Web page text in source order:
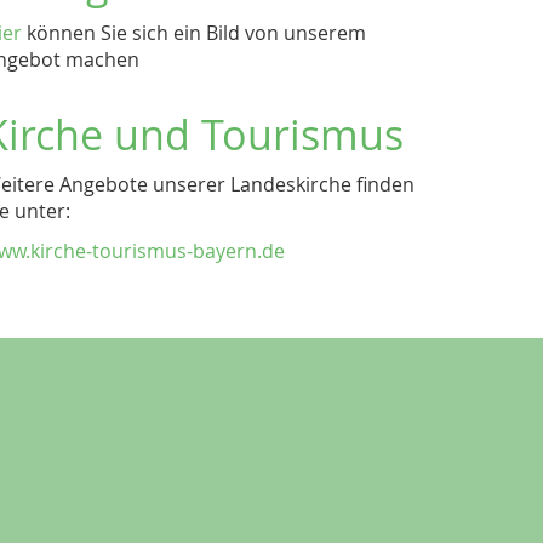
können Sie sich ein Bild von unserem
machen
und Tourismus
Angebote unserer Landeskirche finden
unter:
tourismus-bayern.de